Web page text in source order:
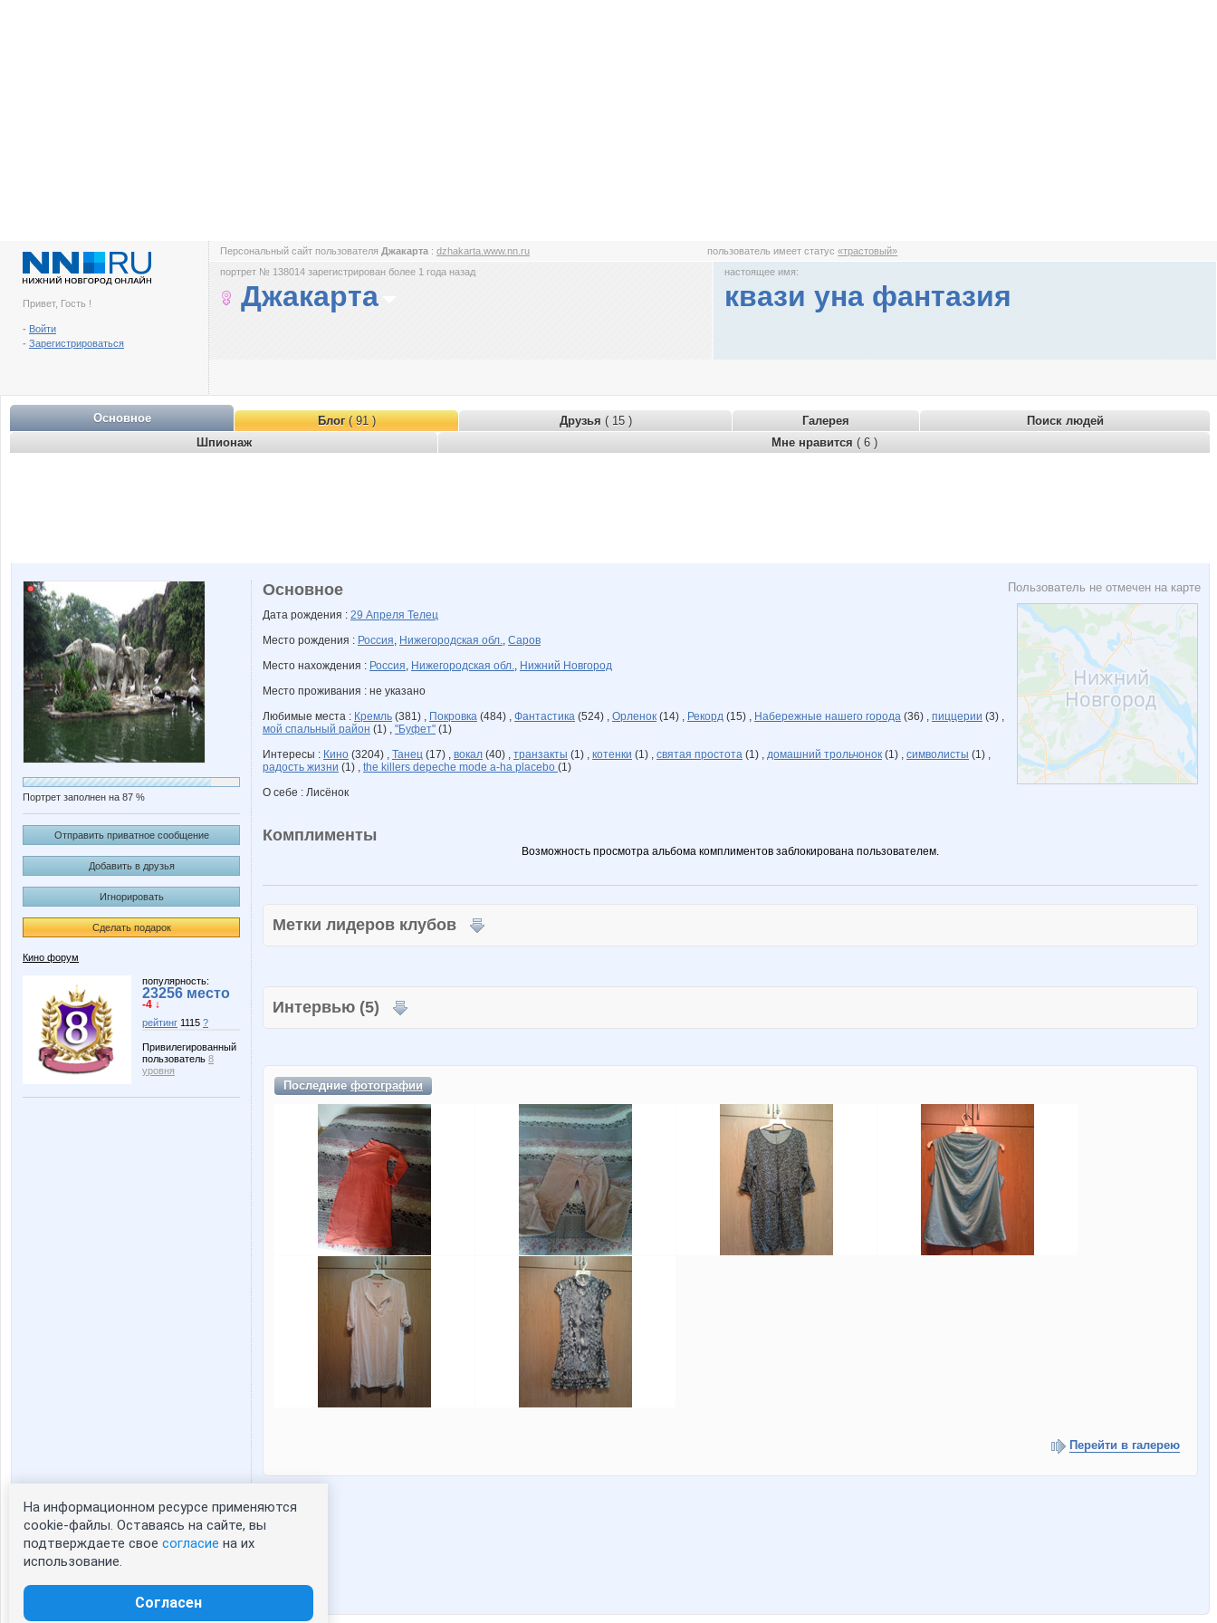
Привет, Гость !
- Войти
- Зарегистрироваться
Персональный сайт пользователя Джакарта : dzhakarta.www.nn.ru пользователь имеет статус«трастовый»
портрет № 138014 зарегистрирован более 1 года назад
Джакарта
настоящее имя:
квази уна фантазия
Основное Блог( 91 ) Друзья ( 15 ) Галерея
Поиск людей
Шпионаж
Мне нравится ( 6 )
Портрет заполнен на 87 %
Отправить приватное сообщение
Добавить в друзья
Игнорировать
Сделать подарок
Кино форум
популярность:
23256 место
-4 ↓
рейтинг 1115 ?
Привилегированный
пользователь 8
уровня
Статистика портрета:
сейчас просматривают портрет - 0
зарегистрированные пользователи
Пользователь не отмечен на карте
Основное
Дата рождения : 29 Апреля Телец
Место рождения : Россия, Нижегородская обл., Саров
Место нахождения : Россия, Нижегородская обл., Нижний Новгород
Место проживания : не указано
Любимые места : Кремль (381) , Покровка (484) , Фантастика (524) , Орленок (14) , Рекорд (15) , Набережные нашего города (36) , пиццерии (3) ,
мой спальный район (1) , "Буфет" (1)
Интересы : Кино (3204) , Танец (17) , вокал (40) , транзакты (1) , котенки (1) , святая простота (1) , домашний трольчонок (1) , символисты (1) ,
радость жизни (1) , the killers depeche mode a-ha placebo (1)
О себе : Лисёнок
Комплименты
Возможность просмотра альбома комплиментов заблокирована пользователем.
Метки лидеров клубов
Интервью (5)
Последниефотографии
Перейти в галерею
На информационном ресурсе применяются
cookie-файлы. Оставаясь на сайте, вы
подтверждаете свое согласие на их
использование.
Согласен